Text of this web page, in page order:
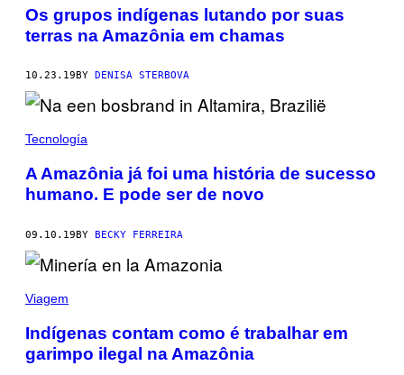
Os grupos indígenas lutando por suas
terras na Amazônia em chamas
10.23.19 BY DENISA STERBOVA
Tecnología
A Amazônia já foi uma história de sucesso
humano. E pode ser de novo
09.10.19BY BECKY FERREIRA
Viagem
Indígenas contam como é trabalhar em
garimpo ilegal na Amazônia